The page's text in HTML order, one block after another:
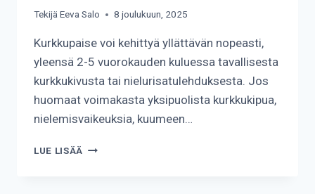
Tekijä Eeva Salo 8 joulukuun, 2025
Kurkkupaise voi kehittyä yllättävän nopeasti,
yleensä 2-5 vuorokauden kuluessa tavallisesta
kurkkukivusta tai nielurisatulehduksesta. Jos
huomaat voimakasta yksipuolista kurkkukipua,
nielemisvaikeuksia, kuumeen…
LUE LISÄÄ KUINKA